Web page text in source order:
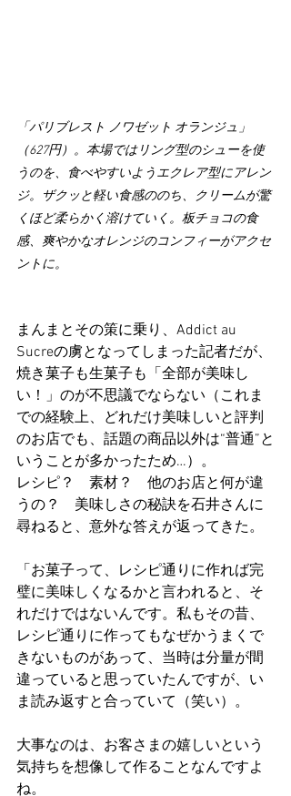
「パリブレスト ノワゼット オランジュ」
（627円）。本場ではリング型のシューを使
うのを、食べやすいようエクレア型にアレン
ジ。ザクッと軽い食感ののち、クリームが驚
くほど柔らかく溶けていく。板チョコの食
感、爽やかなオレンジのコンフィーがアクセ
ントに。
まんまとその策に乗り、Addict au
Sucreの虜となってしまった記者だが、
焼き菓子も生菓子も「全部が美味し
い！」のが不思議でならない（これま
での経験上、どれだけ美味しいと評判
のお店でも、話題の商品以外は“普通”と
いうことが多かったため…）。
レシピ？　素材？　他のお店と何が違
うの？　美味しさの秘訣を石井さんに
尋ねると、意外な答えが返ってきた。
「お菓子って、レシピ通りに作れば完
璧に美味しくなるかと言われると、そ
れだけではないんです。私もその昔、
レシピ通りに作ってもなぜかうまくで
きないものがあって、当時は分量が間
違っていると思っていたんですが、い
ま読み返すと合っていて（笑い）。
大事なのは、お客さまの嬉しいという
気持ちを想像して作ることなんですよ
ね。